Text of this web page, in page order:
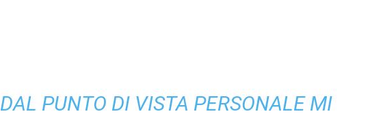
DAL PUNTO DI VISTA PERSONALE MI